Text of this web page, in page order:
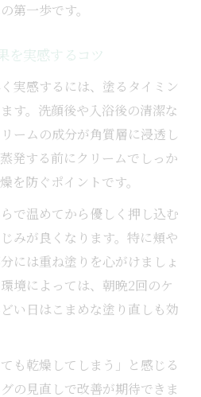
第一歩です。
を実感するコツ
実感するには、塗るタイミン
す。洗顔後や入浴後の清潔な
ームの成分が角質層に浸透し
発する前にクリームでしっか
を防ぐポイントです。
で温めてから優しく押し込む
みが良くなります。特に頬や
には重ね塗りを心がけましょ
境によっては、朝晩2回のケ
い日はこまめな塗り直しも効
も乾燥してしまう」と感じる
の見直しで改善が期待できま